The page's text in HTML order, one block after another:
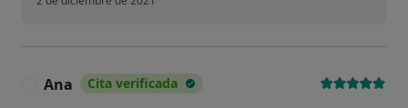
Ana Cita verificada